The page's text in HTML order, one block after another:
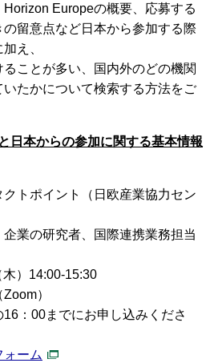
Europeの概要、応募する
留意点など日本から参加する際
え、
ことが多い、国内外のどの機関
たかについて検索する方法をご
日本からの参加に関する基本情報
トポイント（日欧産業協力セン
業の研究者、国際連携業務担当
木）14:00-15:30
）
16：00までにお申し込みくださ
ォーム